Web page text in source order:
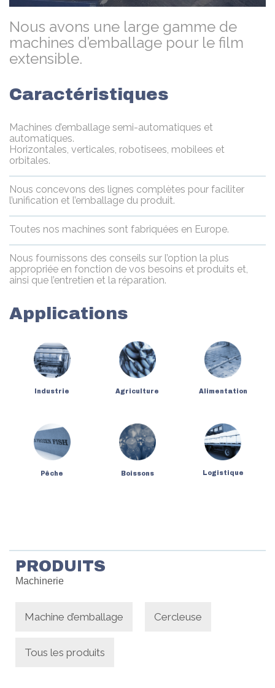
Nous avons une large gamme de
machines d’emballage pour le film
extensible.
Caractéristiques
Machines d’emballage semi-automatiques et
automatiques.
Horizontales, verticales, robotisees, mobilees et
orbitales.
Nous concevons des lignes complètes pour faciliter
l’unification et l’emballage du produit.
Toutes nos machines sont fabriquées en Europe.
Nous fournissons des conseils sur l’option la plus
appropriée en fonction de vos besoins et produits et,
ainsi que l’entretien et la réparation.
Applications
Industrie Agriculture Alimentation
Pêche Boissons Logistique
PRODUITS
Machinerie
Machine d’emballage Cercleuse
Tous les produits